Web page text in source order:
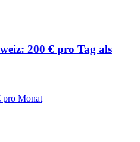
200 € pro Tag als
pro Monat